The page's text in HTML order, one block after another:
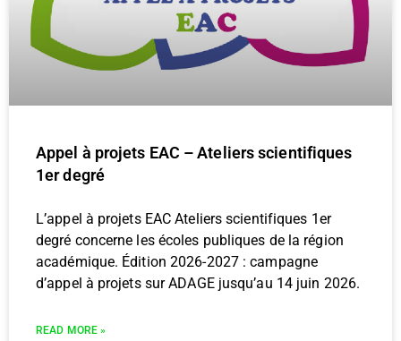
Appel à projets EAC – Ateliers scientifiques
1er degré
L’appel à projets EAC Ateliers scientifiques 1er
degré concerne les écoles publiques de la région
académique. Édition 2026-2027 : campagne
d’appel à projets sur ADAGE jusqu’au 14 juin 2026.
READ MORE »